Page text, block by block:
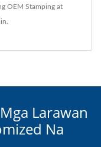
OEM Stamping at
Larawan
Na